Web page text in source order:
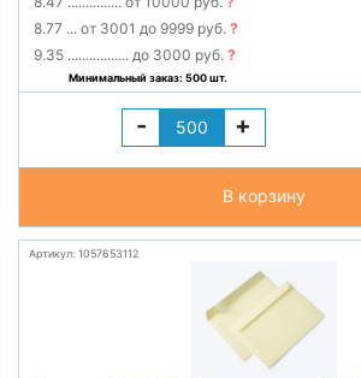
8.77 ... от 3001 до 9999 руб.?
9.35 ................. до 3000 руб.?
Минимальный заказ: 500 шт.
- +
В корзину
Артикул: 1057653112